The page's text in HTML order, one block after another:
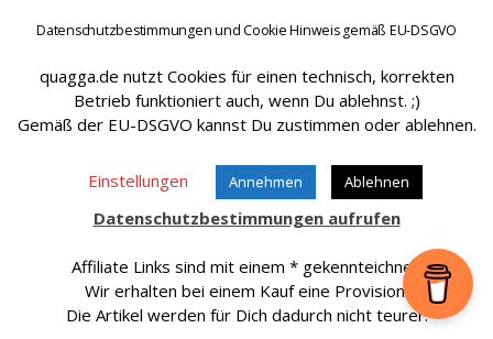
Datenschutzbestimmungen und Cookie Hinweis gemäß EU-DSGVO
quagga.de nutzt Cookies für einen technisch, korrekten
Betrieb funktioniert auch, wenn Du ablehnst. ;)
Gemäß der EU-DSGVO kannst Du zustimmen oder ablehnen.
Einstellungen Annehmen Ablehnen
Datenschutzbestimmungen aufrufen
Affiliate Links sind mit einem * gekennteichnet.
Wir erhalten bei einem Kauf eine Provision.
Die Artikel werden für Dich dadurch nicht teurer.